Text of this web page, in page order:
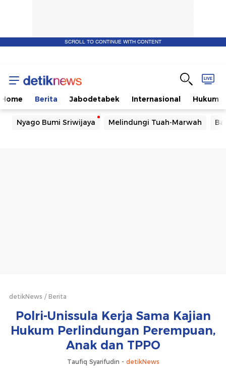
SCROLL TO CONTINUE WITH CONTENT
Home Berita Jabodetabek Internasional Hukum
Nyago Bumi Sriwijaya Melindungi Tuah-Marwah
detikNews Berita
Polri-Unissula Kerja Sama Kajian
Hukum Perlindungan Perempuan,
Anak dan TPPO
Taufiq Syarifudin - detikNews